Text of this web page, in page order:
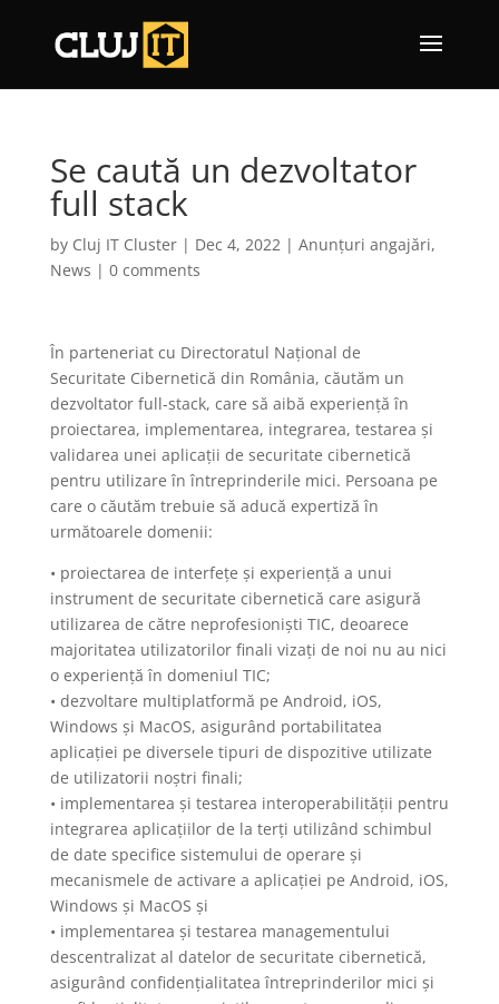
Se caută un dezvoltator
full stack
by Cluj IT Cluster| Dec 4, 2022| Anunțuri angajări,
News | 0 comments
În parteneriat cu Directoratul Național de
Securitate Cibernetică din România, căutăm un
dezvoltator full-stack, care să aibă experiență în
proiectarea, implementarea, integrarea, testarea și
validarea unei aplicații de securitate cibernetică
pentru utilizare în întreprinderile mici. Persoana pe
care o căutăm trebuie să aducă expertiză în
următoarele domenii:
• proiectarea de interfețe și experiență a unui
instrument de securitate cibernetică care asigură
utilizarea de către neprofesioniști TIC, deoarece
majoritatea utilizatorilor finali vizați de noi nu au nici
o experiență în domeniul TIC;
• dezvoltare multiplatformă pe Android, iOS,
Windows și MacOS, asigurând portabilitatea
aplicației pe diversele tipuri de dispozitive utilizate
de utilizatorii noștri finali;
• implementarea și testarea interoperabilității pentru
integrarea aplicațiilor de la terți utilizând schimbul
de date specifice sistemului de operare și
mecanismele de activare a aplicației pe Android, iOS,
Windows și MacOS și
• implementarea și testarea managementului
descentralizat al datelor de securitate cibernetică,
asigurând confidențialitatea întreprinderilor mici și